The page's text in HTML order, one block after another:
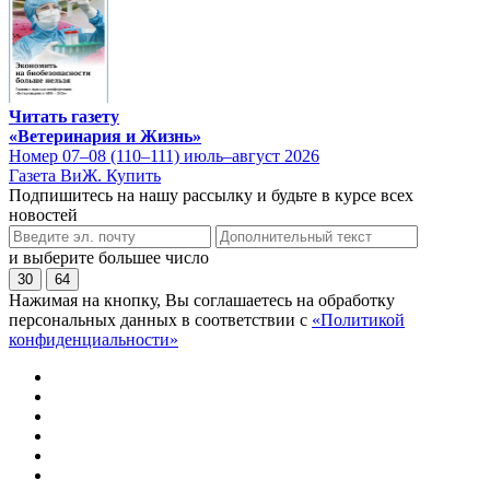
Читать газету
«Ветеринария и Жизнь»
Номер 07–08 (110–111) июль–август 2026
Газета ВиЖ. Купить
Подпишитесь на нашу рассылку и будьте в курсе всех
новостей
и выберите большее число
30 64
Нажимая на кнопку, Вы соглашаетесь на обработку
персональных данных в соответствии с «Политикой
конфиденциальности»